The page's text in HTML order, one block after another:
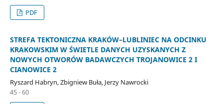
PDF
STREFA TEKTONICZNA KRAKÓW–LUBLINIEC NA ODCINKU
KRAKOWSKIM W ŚWIETLE DANYCH UZYSKANYCH Z
NOWYCH OTWORÓW BADAWCZYCH TROJANOWICE 2 I
CIANOWICE 2
Ryszard Habryn, Zbigniew Buła, Jerzy Nawrocki
45 - 60